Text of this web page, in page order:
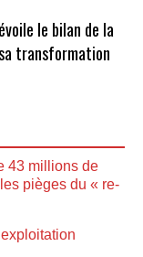
le bilan de la
transformation
43 millions de
pièges du « re-